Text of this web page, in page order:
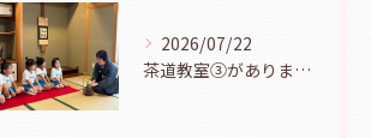
2026/07/22
茶道教室③がありました（年長児、７月２１日）